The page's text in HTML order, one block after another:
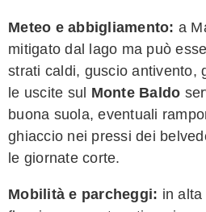
Meteo e abbigliamento: a
mitigato dal lago ma può
strati caldi, guscio antivento,
le uscite sul Monte Baldo
buona suola, eventuali
ghiaccio nei pressi dei
le giornate corte.
Mobilità e parcheggi: in